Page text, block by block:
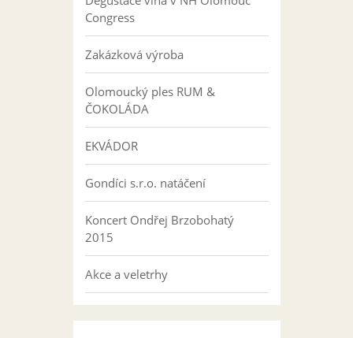
Congress
Zakázková výroba
Olomoucký ples RUM &
ČOKOLÁDA
EKVÁDOR
Gondíci s.r.o. natáčení
Koncert Ondřej Brzobohatý
2015
Akce a veletrhy